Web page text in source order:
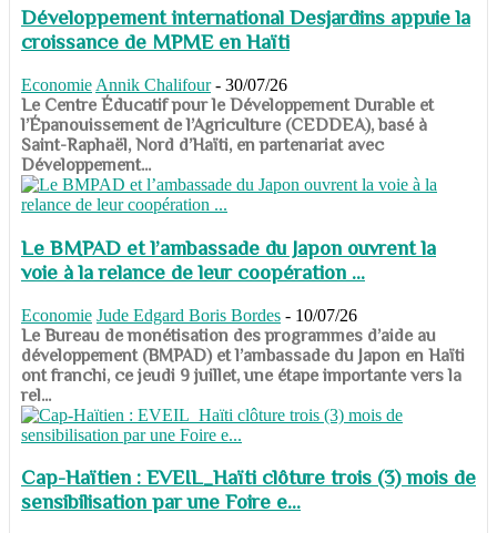
Développement international Desjardins appuie la
croissance de MPME en Haïti
Economie Annik Chalifour - 30/07/26
​​​​​​​Le Centre Éducatif pour le Développement Durable et
l’Épanouissement de l’Agriculture (CEDDEA), basé à
Saint-Raphaël, Nord d’Haïti, en partenariat avec
Développement...
Le BMPAD et l’ambassade du Japon ouvrent la
voie à la relance de leur coopération ...
Economie Jude Edgard Boris Bordes - 10/07/26
​​​​​​​Le Bureau de monétisation des programmes d’aide au
développement (BMPAD) et l’ambassade du Japon en Haïti
ont franchi, ce jeudi 9 juillet, une étape importante vers la
rel...
Cap-Haïtien : EVEIL_Haïti clôture trois (3) mois de
sensibilisation par une Foire e...